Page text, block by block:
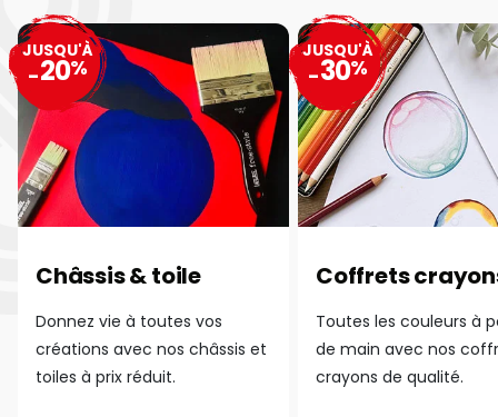
Châssis & toile
Donnez vie à toutes vos
créations avec nos châssis et
toiles à prix réduit.
JUSQU'À
-20%
Coffrets
Toutes les couleurs à
de main avec nos
crayons de qualité.
JUSQU'À
-30%